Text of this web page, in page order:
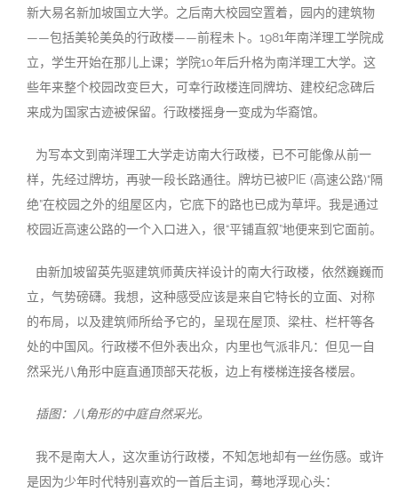
新大易名新加坡国立大学。之后南大校园空置着，园内的建筑物
——包括美轮美奂的行政楼——前程未卜。1981年南洋理工学院成
立，学生开始在那儿上课；学院10年后升格为南洋理工大学。这
些年来整个校园改变巨大，可幸行政楼连同牌坊、建校纪念碑后
来成为国家古迹被保留。行政楼摇身一变成为华裔馆。
为写本文到南洋理工大学走访南大行政楼，已不可能像从前一
样，先经过牌坊，再驶一段长路通往。牌坊已被PIE (高速公路)“隔
绝”在校园之外的组屋区内，它底下的路也已成为草坪。我是通过
校园近高速公路的一个入口进入，很“平铺直叙”地便来到它面前。
由新加坡留英先驱建筑师黄庆祥设计的南大行政楼，依然巍巍而
立，气势磅礴。我想，这种感受应该是来自它特长的立面、对称
的布局，以及建筑师所给予它的，呈现在屋顶、梁柱、栏杆等各
处的中国风。行政楼不但外表出众，内里也气派非凡：但见一自
然采光八角形中庭直通顶部天花板，边上有楼梯连接各楼层。
插图：八角形的中庭自然采光。
我不是南大人，这次重访行政楼，不知怎地却有一丝伤感。或许
是因为少年时代特别喜欢的一首后主词，蓦地浮现心头：